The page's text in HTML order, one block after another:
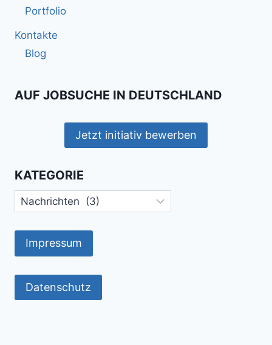
Portfolio
Kontakte
Blog
AUF JOBSUCHE IN DEUTSCHLAND
Jetzt initiativ bewerben
KATEGORIE
Kategorie
Impressum
Datenschutz